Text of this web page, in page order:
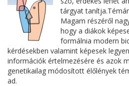
tárgyat
Magam részéről
hogy a diákok
formálnia modern
kérdésekben valamint képesek
információk értelmezésére és azok
genetikailag módosított élőlények
ad.